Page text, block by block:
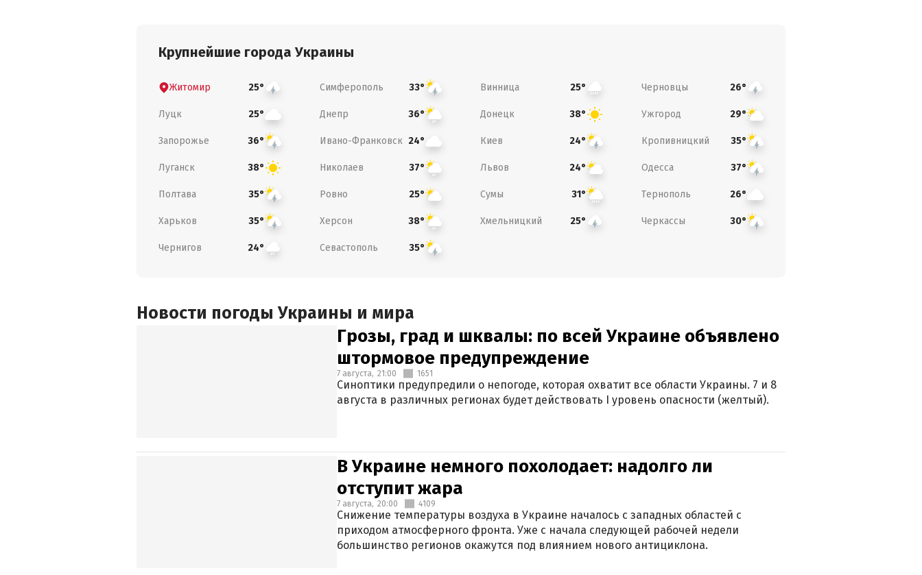
Крупнейшие города Украины
Житомир 25° Симферополь 33° Винница 25° Черновцы 26°
Луцк 25° Днепр 36° Донецк 38° Ужгород 29°
Запорожье 36° Ивано-Франковск 24° Киев 24° Кропивницкий 35°
Луганск 38° Николаев 37° Львов 24° Одесса 37°
Полтава 35° Ровно 25° Сумы 31° Тернополь 26°
Харьков 35° Херсон 38° Хмельницкий 25° Черкассы 30°
Чернигов 24° Севастополь 35°
Новости погоды Украины и мира
Грозы, град и шквалы: по всей Украине объявлено
штормовое предупреждение
7 августа, 21:00 1651
Синоптики предупредили о непогоде, которая охватит все области Украины. 7 и 8
августа в различных регионах будет действовать I уровень опасности (желтый).
В Украине немного похолодает: надолго ли
отступит жара
7 августа, 20:00 4109
Снижение температуры воздуха в Украине началось с западных областей с
приходом атмосферного фронта. Уже с начала следующей рабочей недели
большинство регионов окажутся под влиянием нового антициклона.